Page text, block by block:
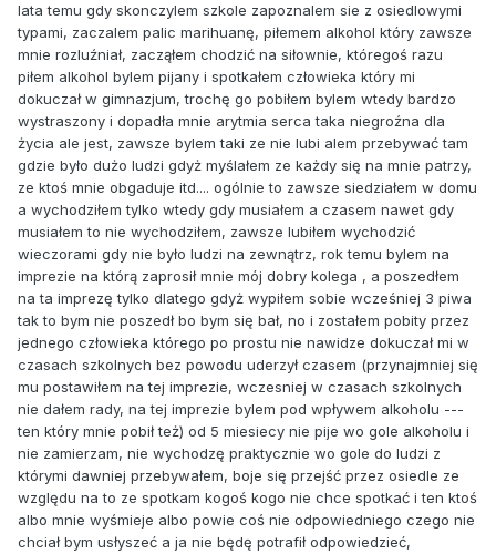
lata temu gdy skonczylem szkole zapoznalem sie z osiedlowymi
typami, zaczalem palic marihuanę, piłemem alkohol który zawsze
mnie rozluźniał, zacząłem chodzić na siłownie, któregoś razu
piłem alkohol bylem pijany i spotkałem człowieka który mi
dokuczał w gimnazjum, trochę go pobiłem bylem wtedy bardzo
wystraszony i dopadła mnie arytmia serca taka niegroźna dla
życia ale jest, zawsze bylem taki ze nie lubi alem przebywać tam
gdzie było dużo ludzi gdyż myślałem ze każdy się na mnie patrzy,
ze ktoś mnie obgaduje itd.... ogólnie to zawsze siedziałem w domu
a wychodziłem tylko wtedy gdy musiałem a czasem nawet gdy
musiałem to nie wychodziłem, zawsze lubiłem wychodzić
wieczorami gdy nie było ludzi na zewnątrz, rok temu bylem na
imprezie na którą zaprosił mnie mój dobry kolega , a poszedłem
na ta imprezę tylko dlatego gdyż wypiłem sobie wcześniej 3 piwa
tak to bym nie poszedł bo bym się bał, no i zostałem pobity przez
jednego człowieka którego po prostu nie nawidze dokuczał mi w
czasach szkolnych bez powodu uderzył czasem (przynajmniej się
mu postawiłem na tej imprezie, wczesniej w czasach szkolnych
nie dałem rady, na tej imprezie bylem pod wpływem alkoholu ---
ten który mnie pobił też) od 5 miesiecy nie pije wo gole alkoholu i
nie zamierzam, nie wychodzę praktycznie wo gole do ludzi z
którymi dawniej przebywałem, boje się przejść przez osiedle ze
względu na to ze spotkam kogoś kogo nie chce spotkać i ten ktoś
albo mnie wyśmieje albo powie coś nie odpowiedniego czego nie
chciał bym usłyszeć a ja nie będę potrafił odpowiedzieć,